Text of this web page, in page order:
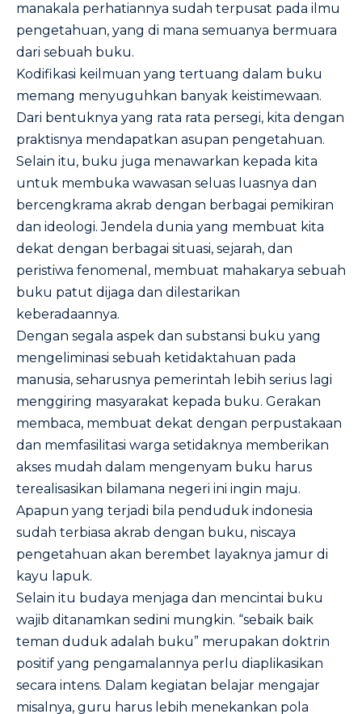
manakala perhatiannya sudah terpusat pada ilmu
pengetahuan, yang di mana semuanya bermuara
dari sebuah buku.
Kodifikasi keilmuan yang tertuang dalam buku
memang menyuguhkan banyak keistimewaan.
Dari bentuknya yang rata rata persegi, kita dengan
praktisnya mendapatkan asupan pengetahuan.
Selain itu, buku juga menawarkan kepada kita
untuk membuka wawasan seluas luasnya dan
bercengkrama akrab dengan berbagai pemikiran
dan ideologi. Jendela dunia yang membuat kita
dekat dengan berbagai situasi, sejarah, dan
peristiwa fenomenal, membuat mahakarya sebuah
buku patut dijaga dan dilestarikan
keberadaannya.
Dengan segala aspek dan substansi buku yang
mengeliminasi sebuah ketidaktahuan pada
manusia, seharusnya pemerintah lebih serius lagi
menggiring masyarakat kepada buku. Gerakan
membaca, membuat dekat dengan perpustakaan
dan memfasilitasi warga setidaknya memberikan
akses mudah dalam mengenyam buku harus
terealisasikan bilamana negeri ini ingin maju.
Apapun yang terjadi bila penduduk indonesia
sudah terbiasa akrab dengan buku, niscaya
pengetahuan akan berembet layaknya jamur di
kayu lapuk.
Selain itu budaya menjaga dan mencintai buku
wajib ditanamkan sedini mungkin. “sebaik baik
teman duduk adalah buku” merupakan doktrin
positif yang pengamalannya perlu diaplikasikan
secara intens. Dalam kegiatan belajar mengajar
misalnya, guru harus lebih menekankan pola